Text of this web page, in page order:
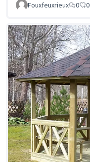
Fouxfeuxrieux
0 0